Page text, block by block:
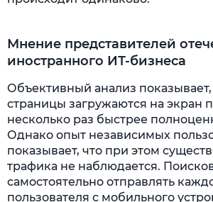
Мнение представителей
иностранного ИТ-бизнеса
Объективный анализ
страницы загружаются на экран
несколько раз быстрее
Однако опыт независимых
показывает, что при этом
трафика не наблюдается.
самостоятельно отправлять
пользователя с мобильного